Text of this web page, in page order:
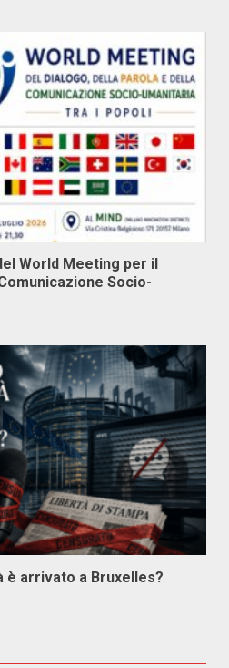
World Meeting per il
Socio-
è arrivato a Bruxelles?